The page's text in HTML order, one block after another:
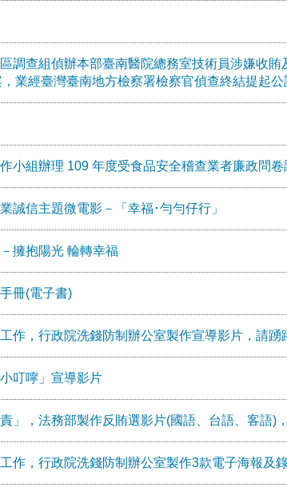
調查組偵辦本部臺南醫院總務室技術員涉嫌收
業經臺灣臺南地方檢察署檢察官偵查終結提起公
小組辦理 109 年度受食品安全稽查業者廉政問卷
誠信主題微電影－「幸福･勻勻仔行」
擁抱陽光 輪轉幸福
冊(電子書)
作，行政院洗錢防制辦公室製作宣導影片，請踴
叮嚀」宣導影片
」，法務部製作反賄選影片(國語、台語、客語)
作，行政院洗錢防制辦公室製作3款電子海報及